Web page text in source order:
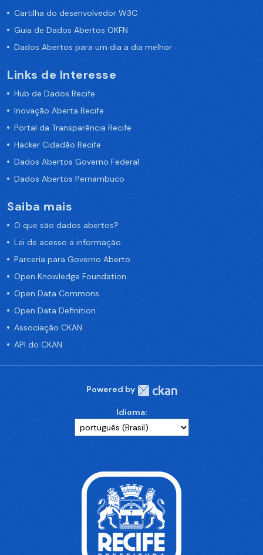
Cartilha do desenvolvedor W3C
Guia de Dados Abertos OKFN
Dados Abertos para um dia a dia melhor
Links de Interesse
Hub de Dados Recife
Inovação Aberta Recife
Portal da Transparência Recife
Hacker Cidadão Recife
Dados Abertos Governo Federal
Dados Abertos Pernambuco
Saiba mais
O que são dados abertos?
Lei de acesso a informação
Parceria para Governo Aberto
Open Knowledge Foundation
Open Data Commons
Open Data Definition
Associação CKAN
API do CKAN
Powered by
Idioma